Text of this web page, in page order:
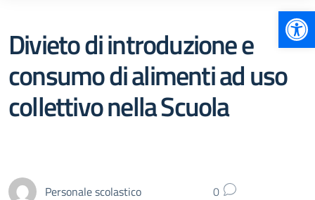
Divieto di introduzione e
consumo di alimenti ad uso
collettivo nella Scuola
Personale scolastico 0